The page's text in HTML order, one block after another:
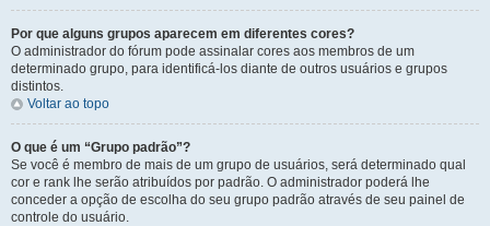
Por que alguns grupos aparecem em diferentes cores?
O administrador do fórum pode assinalar cores aos membros de um
determinado grupo, para identificá-los diante de outros usuários e grupos
distintos.
Voltar ao topo
O que é um “Grupo padrão”?
Se você é membro de mais de um grupo de usuários, será determinado qual
cor e rank lhe serão atribuídos por padrão. O administrador poderá lhe
conceder a opção de escolha do seu grupo padrão através de seu painel de
controle do usuário.